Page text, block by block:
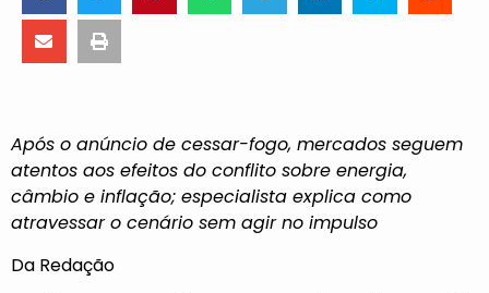
Após o anúncio de cessar-fogo, mercados seguem
atentos aos efeitos do conflito sobre energia,
câmbio e inflação; especialista explica como
atravessar o cenário sem agir no impulso
Da Redação